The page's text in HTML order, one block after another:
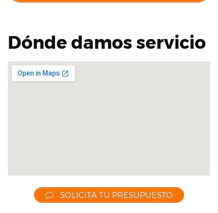
Dónde damos servicio
SOLICITA TU PRESUPUESTO